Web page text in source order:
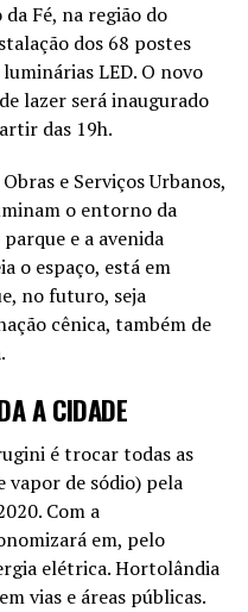
Fé, na região do
dos 68 postes
LED. O novo
lazer será inaugurado
das 19h.
e Serviços Urbanos,
o entorno da
e a avenida
o espaço, está em
no futuro, seja
cênica, também de
A CIDADE
é trocar todas as
vapor de sódio) pela
Com a
em, pelo
elétrica. Hortolândia
vias e áreas públicas.